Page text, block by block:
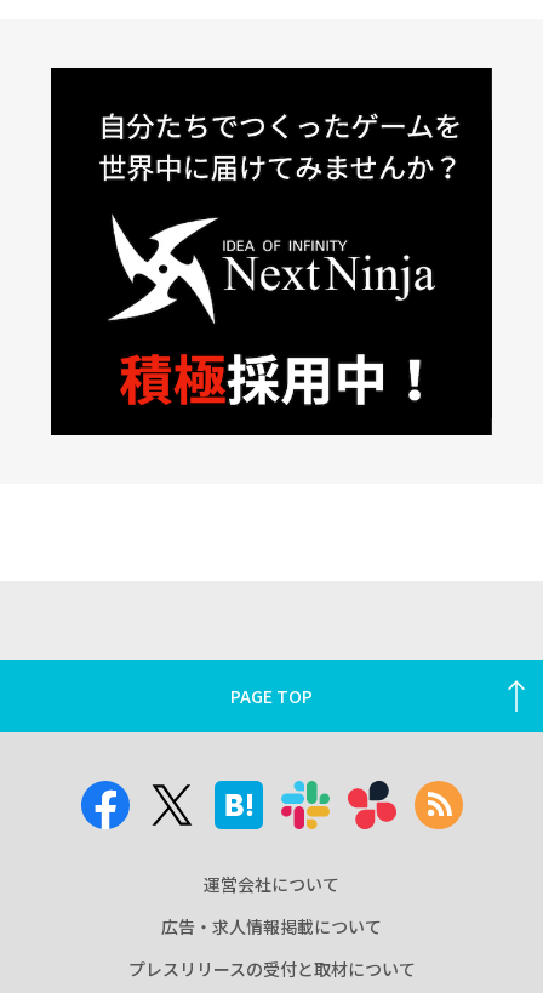
PAGE TOP
運営会社について
広告・求人情報掲載について
プレスリリースの受付と取材について